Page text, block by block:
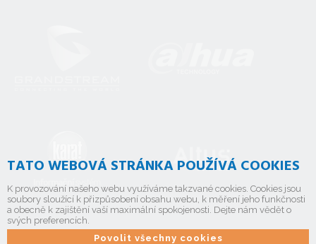
TATO WEBOVÁ STRÁNKA POUŽÍVÁ COOKIES
K provozování našeho webu využíváme takzvané cookies. Cookies jsou
soubory sloužící k přizpůsobení obsahu webu, k měření jeho funkčnosti
a obecně k zajištění vaší maximální spokojenosti. Dejte nám vědět o
svých preferencích.
Povolit všechny cookies